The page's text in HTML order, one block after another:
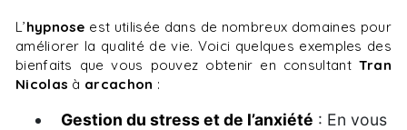
L’hypnose est utilisée dans de nombreux domaines pour
améliorer la qualité de vie. Voici quelques exemples des
bienfaits que vous pouvez obtenir en consultant Tran
Nicolas à arcachon :
Gestion du stress et de l’anxiété : En vous